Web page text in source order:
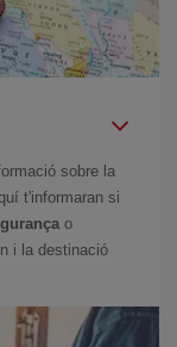
sobre la
t'informaran si
o
i la destinació